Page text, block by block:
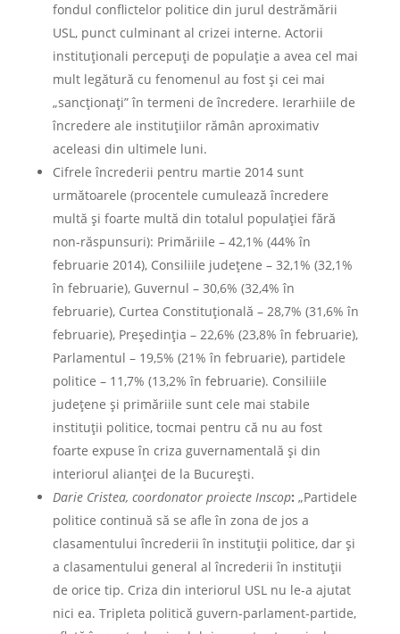
fondul conflictelor politice din jurul destrămării
USL, punct culminant al crizei interne. Actorii
instituționali percepuți de populație a avea cel mai
mult legătură cu fenomenul au fost și cei mai
„sancționați” în termeni de încredere. Ierarhiile de
încredere ale instituţiilor rămân aproximativ
aceleasi din ultimele luni.
Cifrele încrederii pentru martie 2014 sunt
următoarele (procentele cumulează încredere
multă şi foarte multă din totalul populaţiei fără
non-răspunsuri): Primăriile – 42,1% (44% în
februarie 2014), Consiliile judeţene – 32,1% (32,1%
în februarie), Guvernul – 30,6% (32,4% în
februarie), Curtea Constituţională – 28,7% (31,6% în
februarie), Preşedinţia – 22,6% (23,8% în februarie),
Parlamentul – 19,5% (21% în februarie), partidele
politice – 11,7% (13,2% în februarie). Consiliile
județene și primăriile sunt cele mai stabile
instituții politice, tocmai pentru că nu au fost
foarte expuse în criza guvernamentală și din
interiorul alianței de la București.
Darie Cristea, coordonator proiecte Inscop: „Partidele
politice continuă să se afle în zona de jos a
clasamentului încrederii în instituţii politice, dar şi
a clasamentului general al încrederii în instituţii
de orice tip. Criza din interiorul USL nu le-a ajutat
nici ea. Tripleta politică guvern-parlament-partide,